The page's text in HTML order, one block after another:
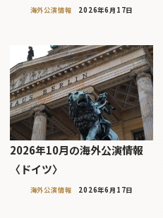
海外公演情報 2026年6月17日
2026年10月の海外公演情報
〈ドイツ〉
海外公演情報 2026年6月17日